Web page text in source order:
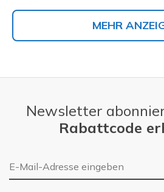
MEHR
Newsletter
Rabattcode
E-Mail-Adresse